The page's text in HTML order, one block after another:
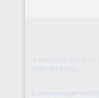
© 1996-2018 INNOV.RU
ISSN: 2414-5122
E-mail редакции: